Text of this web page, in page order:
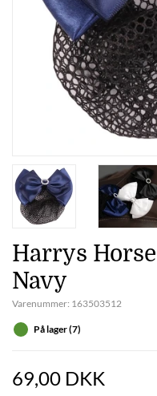
Harrys
Navy
Varenummer: 163503512
På lager (7)
69,00 DKK